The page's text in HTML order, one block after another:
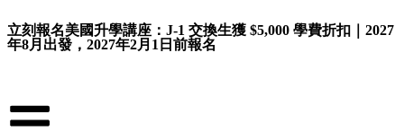
立刻報名美國升學講座：J-1 交換生獲 $5,000 學費折扣｜2027
年8月出發，2027年2月1日前報名